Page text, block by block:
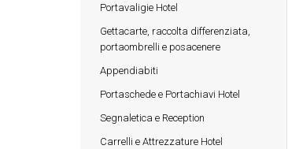
Portavaligie Hotel
Gettacarte, raccolta differenziata,
portaombrelli e posacenere
Appendiabiti
Portaschede e Portachiavi Hotel
Segnaletica e Reception
Carrelli e Attrezzature Hotel